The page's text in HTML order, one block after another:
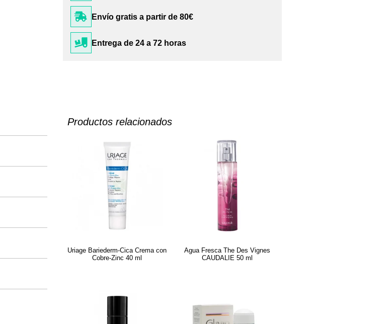
Envío gratis a partir de 80€
Entrega de 24 a 72 horas
Productos relacionados
Uriage Bariederm-Cica Crema con
Cobre-Zinc 40 ml
Agua Fresca The Des Vignes
CAUDALIE 50 ml